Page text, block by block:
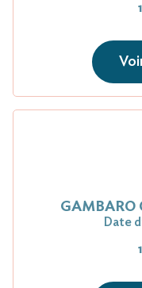
GAMBARO
Date